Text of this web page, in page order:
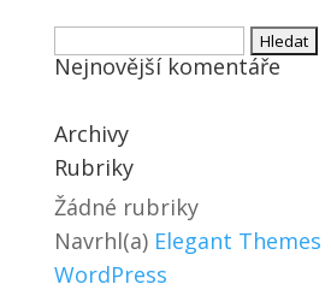
Vyhledávání
Nejnovější komentáře
Archivy
Rubriky
Žádné rubriky
Navrhl(a) Elegant Themes
WordPress